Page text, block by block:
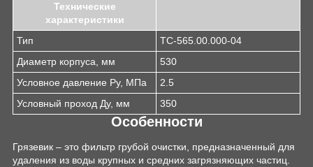
Технические
характеристики
Тип
ТС-565.00.000-04
Диаметр корпуса, мм
530
Условное давление Ру, МПа
2.5
Условный проход Ду, мм
350
Особенности
Грязевик – это фильтр грубой очистки, предназначенный для
удаления из воды крупных и средних загрязняющих частиц.